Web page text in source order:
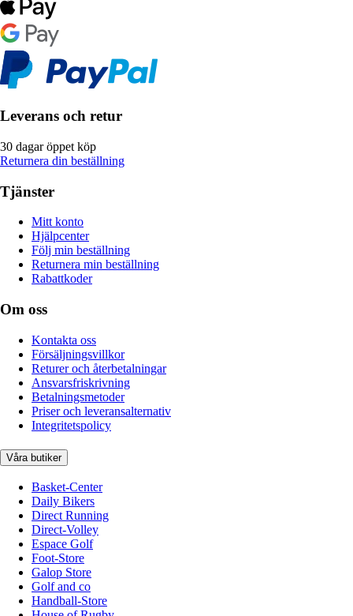
Leverans och retur
30 dagar öppet köp
Returnera din beställning
Tjänster
Mitt konto
Hjälpcenter
Följ min beställning
Returnera min beställning
Rabattkoder
Om oss
Kontakta oss
Försäljningsvillkor
Returer och återbetalningar
Ansvarsfriskrivning
Betalningsmetoder
Priser och leveransalternativ
Integritetspolicy
Våra butiker
Basket-Center
Daily Bikers
Direct Running
Direct-Volley
Espace Golf
Foot-Store
Galop Store
Golf and co
Handball-Store